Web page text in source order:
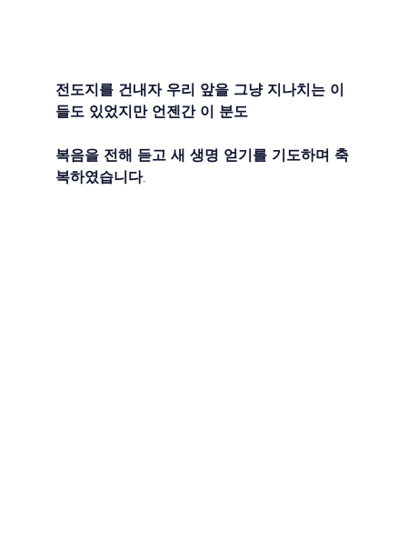
전도지를 건내자 우리 앞을 그냥 지나치는 이
들도 있었지만 언젠간 이 분도
복음을 전해 듣고 새 생명 얻기를 기도하며 축
복하였습니다.